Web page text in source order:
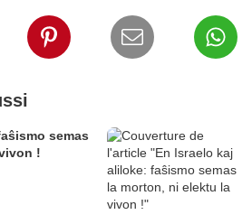
semas
!